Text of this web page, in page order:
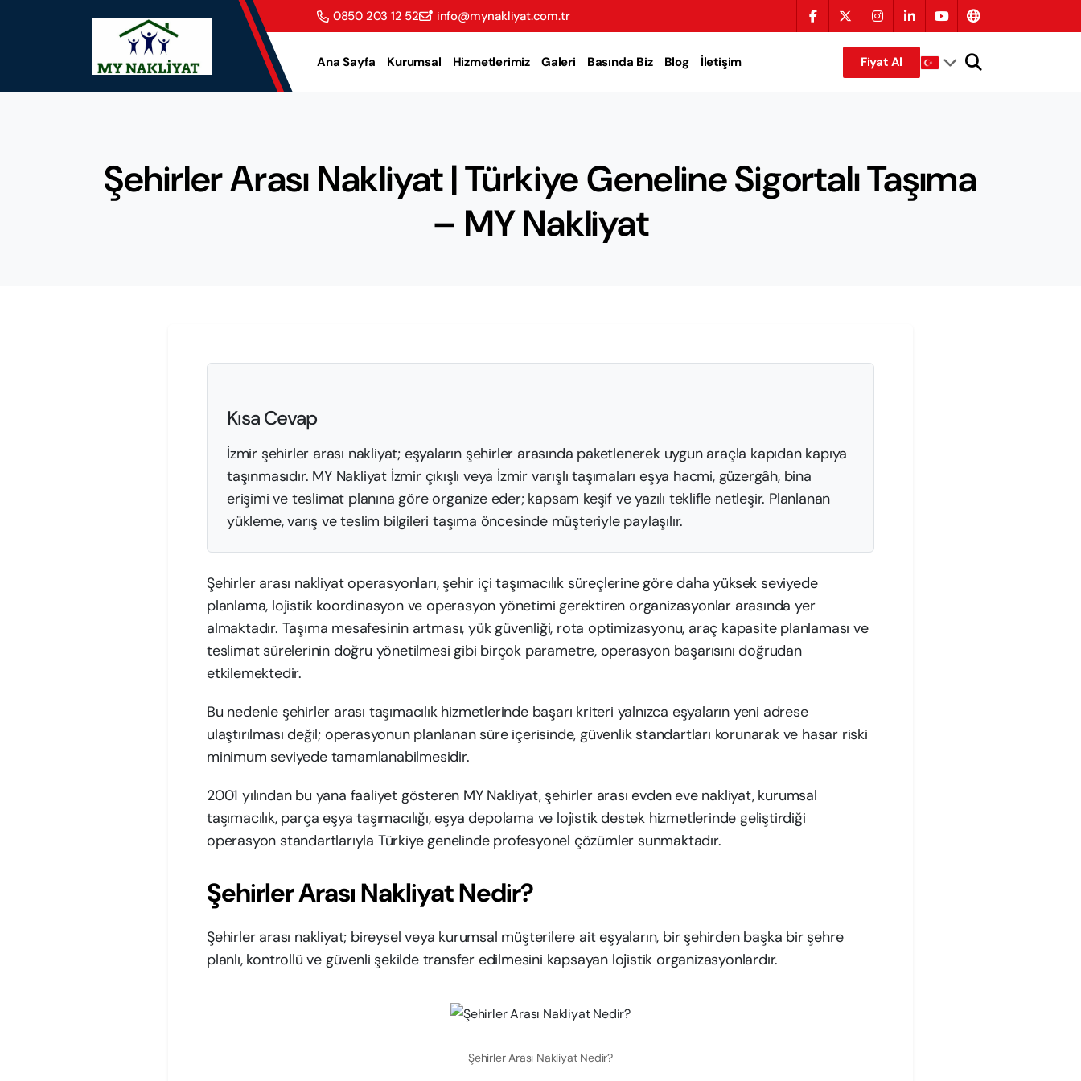
0850 203 12 52 info@mynakliyat.com.tr
Ana Sayfa Kurumsal Hizmetlerimiz Galeri Basında Biz Blog İletişim Fiyat Al
Şehirler Arası Nakliyat | Türkiye Geneline Sigortalı Taşıma
– MY Nakliyat
Kısa Cevap
İzmir şehirler arası nakliyat; eşyaların şehirler arasında paketlenerek uygun araçla kapıdan kapıya
taşınmasıdır. MY Nakliyat İzmir çıkışlı veya İzmir varışlı taşımaları eşya hacmi, güzergâh, bina
erişimi ve teslimat planına göre organize eder; kapsam keşif ve yazılı teklifle netleşir. Planlanan
yükleme, varış ve teslim bilgileri taşıma öncesinde müşteriyle paylaşılır.
Şehirler arası nakliyat operasyonları, şehir içi taşımacılık süreçlerine göre daha yüksek seviyede
planlama, lojistik koordinasyon ve operasyon yönetimi gerektiren organizasyonlar arasında yer
almaktadır. Taşıma mesafesinin artması, yük güvenliği, rota optimizasyonu, araç kapasite planlaması ve
teslimat sürelerinin doğru yönetilmesi gibi birçok parametre, operasyon başarısını doğrudan
etkilemektedir.
Bu nedenle şehirler arası taşımacılık hizmetlerinde başarı kriteri yalnızca eşyaların yeni adrese
ulaştırılması değil; operasyonun planlanan süre içerisinde, güvenlik standartları korunarak ve hasar riski
minimum seviyede tamamlanabilmesidir.
2001 yılından bu yana faaliyet gösteren MY Nakliyat, şehirler arası evden eve nakliyat, kurumsal
taşımacılık, parça eşya taşımacılığı, eşya depolama ve lojistik destek hizmetlerinde geliştirdiği
operasyon standartlarıyla Türkiye genelinde profesyonel çözümler sunmaktadır.
Şehirler Arası Nakliyat Nedir?
Şehirler arası nakliyat; bireysel veya kurumsal müşterilere ait eşyaların, bir şehirden başka bir şehre
planlı, kontrollü ve güvenli şekilde transfer edilmesini kapsayan lojistik organizasyonlardır.
Şehirler Arası Nakliyat Nedir?